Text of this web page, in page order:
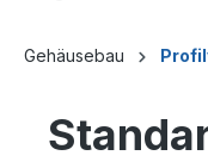
Gehäusebau